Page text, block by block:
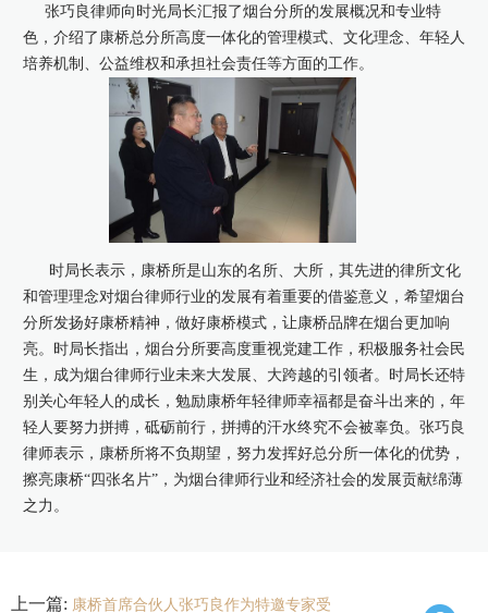
张巧良律师向时光局长汇报了烟台分所的发展概况和专业特
色，介绍了康桥总分所高度一体化的管理模式、文化理念、年轻人
培养机制、公益维权和承担社会责任等方面的工作。
时局长表示，康桥所是山东的名所、大所，其先进的律所文化
和管理理念对烟台律师行业的发展有着重要的借鉴意义，希望烟台
分所发扬好康桥精神，做好康桥模式，让康桥品牌在烟台更加响
亮。时局长指出，烟台分所要高度重视党建工作，积极服务社会民
生，成为烟台律师行业未来大发展、大跨越的引领者。时局长还特
别关心年轻人的成长，勉励康桥年轻律师幸福都是奋斗出来的，年
轻人要努力拼搏，砥砺前行，拼搏的汗水终究不会被辜负。张巧良
律师表示，康桥所将不负期望，努力发挥好总分所一体化的优势，
擦亮康桥“四张名片”，为烟台律师行业和经济社会的发展贡献绵薄
之力。
上一篇: 康桥首席合伙人张巧良作为特邀专家受